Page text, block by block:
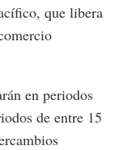
que libera
en periodos
de entre 15